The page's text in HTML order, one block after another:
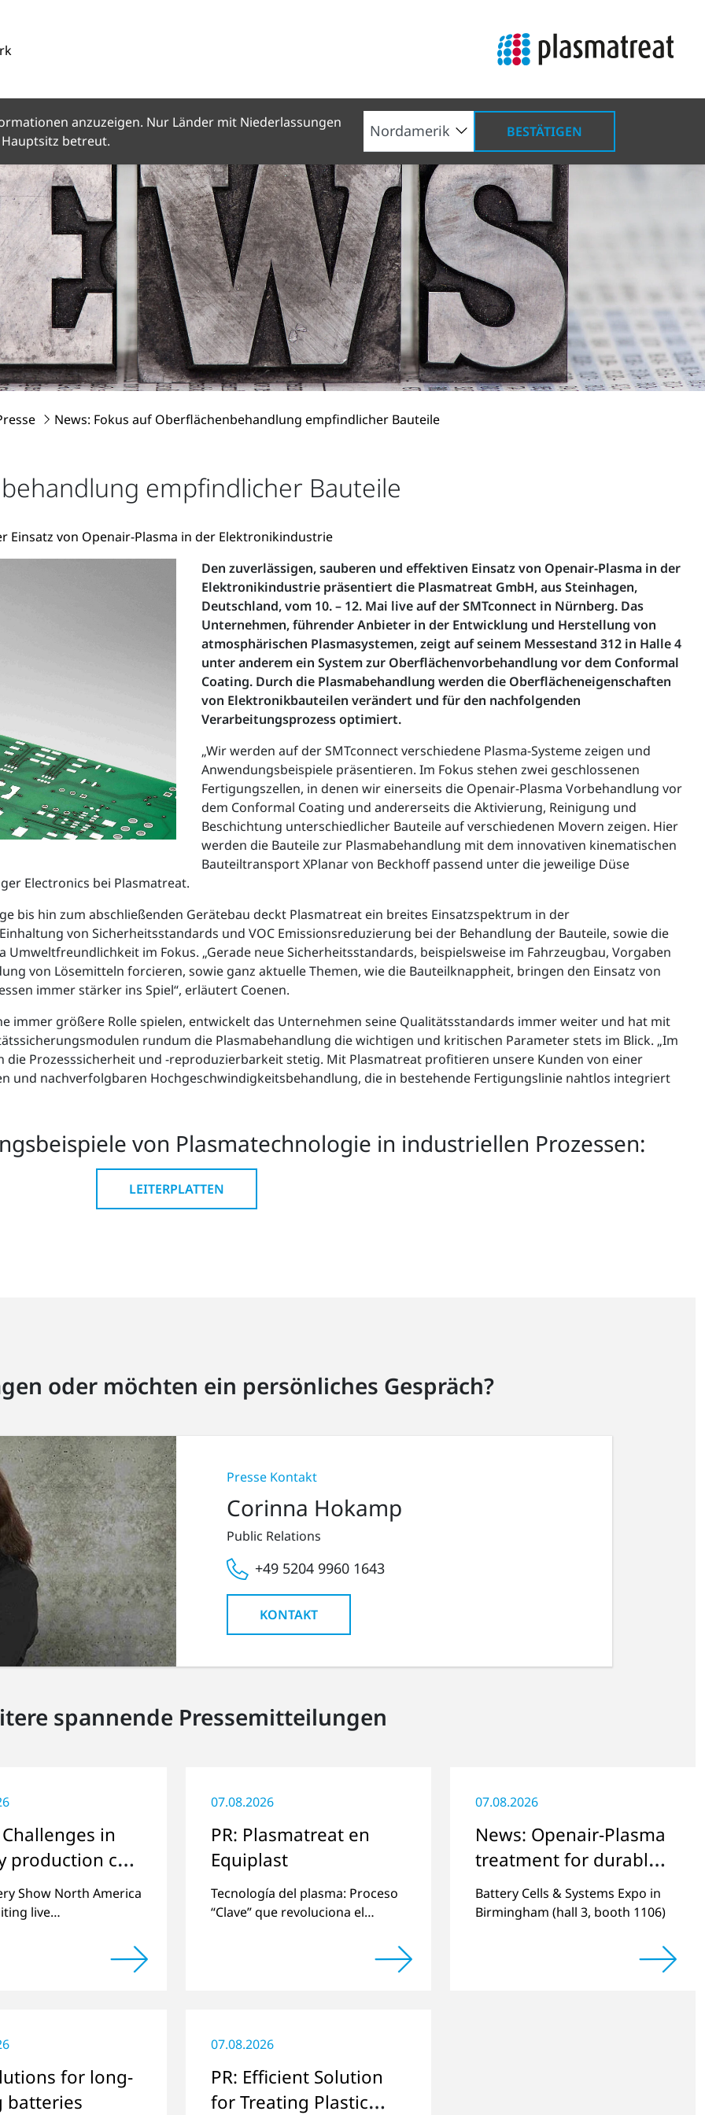
anzuzeigen. Nur Länder mit Niederlassungen
betreut.
BESTÄTIGEN
News: Fokus auf Oberflächenbehandlung empfindlicher Bauteile
empfindlicher Bauteile
Einsatz von Openair-Plasma in der Elektronikindustrie
Den zuverlässigen, sauberen und effektiven Einsatz von Openair-Plasma in der
Elektronikindustrie präsentiert die Plasmatreat GmbH, aus Steinhagen,
Deutschland, vom 10. – 12. Mai live auf der SMTconnect in Nürnberg. Das
Unternehmen, führender Anbieter in der Entwicklung und Herstellung von
atmosphärischen Plasmasystemen, zeigt auf seinem Messestand 312 in Halle 4
unter anderem ein System zur Oberflächenvorbehandlung vor dem Conformal
Coating. Durch die Plasmabehandlung werden die Oberflächeneigenschaften
von Elektronikbauteilen verändert und für den nachfolgenden
Verarbeitungsprozess optimiert.
„Wir werden auf der SMTconnect verschiedene Plasma-Systeme zeigen und
Anwendungsbeispiele präsentieren. Im Fokus stehen zwei geschlossenen
Fertigungszellen, in denen wir einerseits die Openair-Plasma Vorbehandlung vor
dem Conformal Coating und andererseits die Aktivierung, Reinigung und
Beschichtung unterschiedlicher Bauteile auf verschiedenen Movern zeigen. Hier
werden die Bauteile zur Plasmabehandlung mit dem innovativen kinematischen
Bauteiltransport XPlanar von Beckhoff passend unter die jeweilige Düse
Electronics bei Plasmatreat.
bis hin zum abschließenden Gerätebau deckt Plasmatreat ein breites Einsatzspektrum in der
von Sicherheitsstandards und VOC Emissionsreduzierung bei der Behandlung der Bauteile, sowie die
im Fokus. „Gerade neue Sicherheitsstandards, beispielsweise im Fahrzeugbau, Vorgaben
von Lösemitteln forcieren, sowie ganz aktuelle Themen, wie die Bauteilknappheit, bringen den Einsatz von
immer stärker ins Spiel“, erläutert Coenen.
immer größere Rolle spielen, entwickelt das Unternehmen seine Qualitätsstandards immer weiter und hat mit
rundum die Plasmabehandlung die wichtigen und kritischen Parameter stets im Blick. „Im
Prozesssicherheit und -reproduzierbarkeit stetig. Mit Plasmatreat profitieren unsere Kunden von einer
und nachverfolgbaren Hochgeschwindigkeitsbehandlung, die in bestehende Fertigungslinie nahtlos integriert
von Plasmatechnologie in industriellen Prozessen:
LEITERPLATTEN
oder möchten ein persönliches Gespräch?
Presse Kontakt
Corinna Hokamp
Public Relations
+49 5204 9960 1643
KONTAKT
spannende Pressemitteilungen
in
production can
with plasma
Show North America
live
07.08.2026
PR: Plasmatreat en
Equiplast
Tecnología del plasma: Proceso
“Clave” que revoluciona el
07.08.2026
News: Openair-Plasma
treatment for durable
and efficient batteries
Battery Cells & Systems Expo in
Birmingham (hall 3, booth 1106)
for long-
batteries
07.08.2026
PR: Efficient Solution
for Treating Plastic